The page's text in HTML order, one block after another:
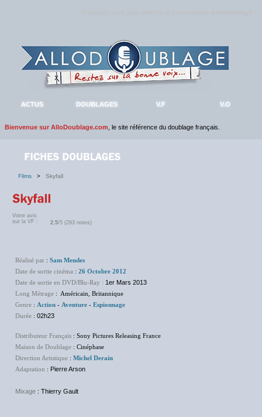
ACTUS DOUBLAGES V.F V.O
Bienvenue sur AlloDoublage.com , le site référence du doublage français.
Films > Skyfall
Votre avis
sur la VF :
2.5/5 (293 notes)
Réalisé par : Sam Mendes
Date de sortie cinéma : 26 Octobre 2012
Date de sortie en DVD/Blu-Ray : 1er Mars 2013
Long Métrage : Américain, Britannique
Genre : Action - Aventure - Espionnage
Durée : 02h23
Distributeur Français : Sony Pictures Releasing France
Maison de Doublage : Cinéphase
Direction Artistique : Michel Derain
Adaptation : Pierre Arson
Mixage : Thierry Gault